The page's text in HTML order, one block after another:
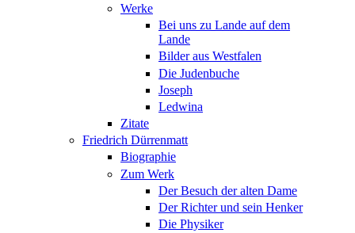
Werke
Bei uns zu Lande auf dem
Lande
Bilder aus Westfalen
Die Judenbuche
Joseph
Ledwina
Zitate
Friedrich Dürrenmatt
Biographie
Zum Werk
Der Besuch der alten Dame
Der Richter und sein Henker
Die Physiker